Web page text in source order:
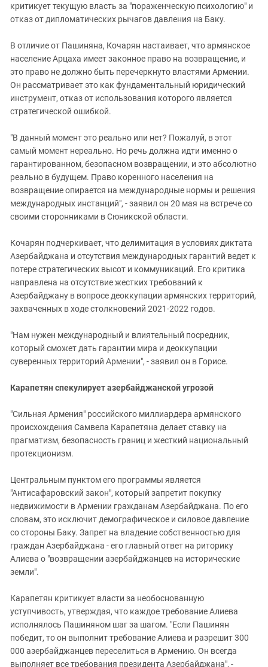
критикует текущую власть за "пораженческую психологию" и
отказ от дипломатических рычагов давления на Баку.
В отличие от Пашиняна, Кочарян настаивает, что армянское
население Арцаха имеет законное право на возвращение, и
это право не должно быть перечеркнуто властями Армении.
Он рассматривает это как фундаментальный юридический
инструмент, отказ от использования которого является
стратегической ошибкой.
"В данный момент это реально или нет? Пожалуй, в этот
самый момент нереально. Но речь должна идти именно о
гарантированном, безопасном возвращении, и это абсолютно
реально в будущем. Право коренного населения на
возвращение опирается на международные нормы и решения
международных инстанций", - заявил он 20 мая на встрече со
своими сторонниками в Сюникской области.
Кочарян подчеркивает, что делимитация в условиях диктата
Азербайджана и отсутствия международных гарантий ведет к
потере стратегических высот и коммуникаций. Его критика
направлена на отсутствие жестких требований к
Азербайджану в вопросе деоккупации армянских территорий,
захваченных в ходе столкновений 2021-2022 годов.
"Нам нужен международный и влиятельный посредник,
который сможет дать гарантии мира и деоккупации
суверенных территорий Армении", - заявил он в Горисе.
Карапетян спекулирует азербайджанской угрозой
"Сильная Армения" российского миллиардера армянского
происхождения Самвела Карапетяна делает ставку на
прагматизм, безопасность границ и жесткий национальный
протекционизм.
Центральным пунктом его программы является
"Антисафаровский закон", который запретит покупку
недвижимости в Армении гражданам Азербайджана. По его
словам, это исключит демографическое и силовое давление
со стороны Баку. Запрет на владение собственностью для
граждан Азербайджана - его главный ответ на риторику
Алиева о "возвращении азербайджанцев на исторические
земли".
Карапетян критикует власти за необоснованную
уступчивость, утверждая, что каждое требование Алиева
исполнялось Пашиняном шаг за шагом. "Если Пашинян
победит, то он выполнит требование Алиева и разрешит 300
000 азербайджанцев переселиться в Армению. Он всегда
выполняет все требования президента Азербайджана", -